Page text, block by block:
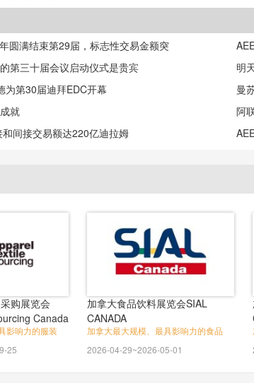
圆满结束第29届，标志性交易金额突
第三十届会议启动仪式是贵宾
明
为第30届迪拜EDC开幕
曼
就
阿
间接交易额达220亿迪拉姆
购展览会
Canada
影响力的服装
25
加拿大食品饮料展览会SIAL
CANADA
加拿大最大规模、最具影响力的食品
2026-04-29~2026-05-01